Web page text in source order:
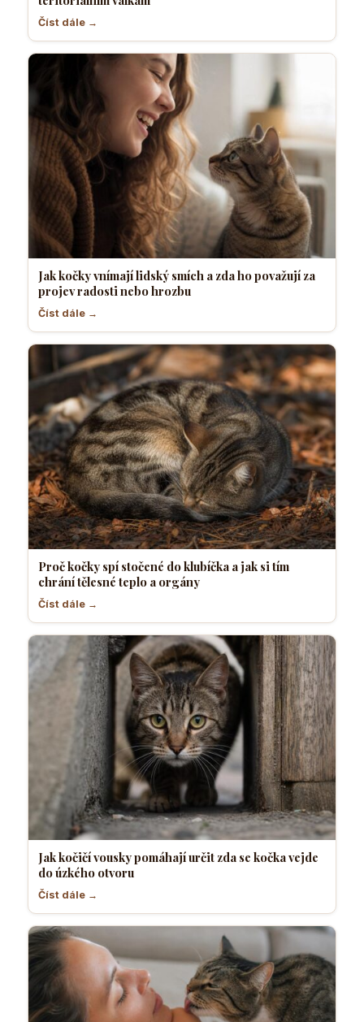
Číst dále →
Jak kočky vnímají lidský smích a zda ho považují za
projev radosti nebo hrozbu
Číst dále →
Proč kočky spí stočené do klubíčka a jak si tím
chrání tělesné teplo a orgány
Číst dále →
Jak kočičí vousky pomáhají určit zda se kočka vejde
do úzkého otvoru
Číst dále →